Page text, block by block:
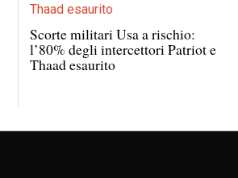
Scorte militari Usa a rischio:
l’80% degli intercettori Patriot e
Thaad esaurito